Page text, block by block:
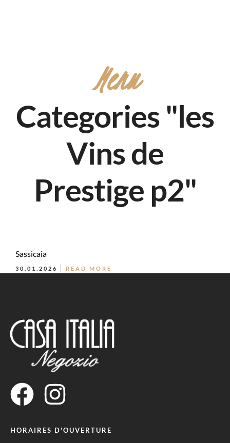
Menu
Categories "les
Vins de
Prestige p2"
Sassicaia
30.01.2026 READ MORE
HORAIRES D'OUVERTURE